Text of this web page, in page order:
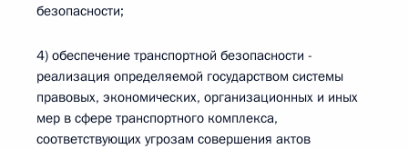
безопасности;
4) обеспечение транспортной безопасности -
реализация определяемой государством системы
правовых, экономических, организационных и иных
мер в сфере транспортного комплекса,
соответствующих угрозам совершения актов